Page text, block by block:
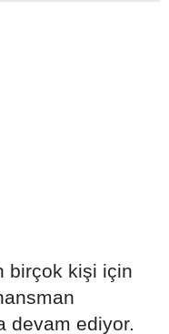
birçok kişi için
devam ediyor.